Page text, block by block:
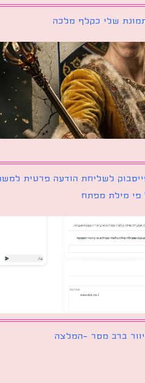
כקלף מלכה
לשליחת הודעה פרטית למשתמש
מפתח
מסר -המלצה